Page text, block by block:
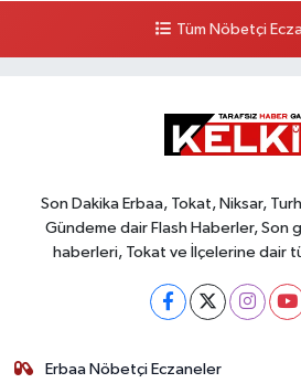
Tüm Nöbetçi
Son Dakika Erbaa, Tokat, Niksar,
Gündeme dair Flash Haberler, Son
haberleri, Tokat ve İlçelerine dair
Erbaa Nöbetçi Eczaneler